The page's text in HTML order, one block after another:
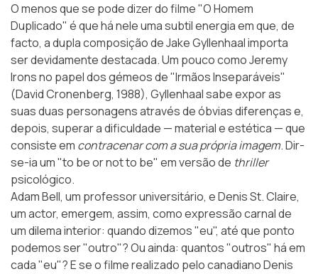
O menos que se pode dizer do filme"O Homem
Duplicado" é que há nele uma subtil energia em que, de
facto, a dupla composição de Jake Gyllenhaal importa
ser devidamente destacada. Um pouco como Jeremy
Irons no papel dos gémeos de "Irmãos Inseparáveis"
(David Cronenberg, 1988), Gyllenhaal sabe expor as
suas duas personagens através de óbvias diferenças e,
depois, superar a dificuldade — material e estética — que
consiste em contracenar com a sua própria imagem. Dir-
se-ia um "to be or not to be" em versão de thriller
psicológico.
Adam Bell, um professor universitário, e Denis St. Claire,
um actor, emergem, assim, como expressão carnal de
um dilema interior: quando dizemos "eu", até que ponto
podemos ser "outro"? Ou ainda: quantos "outros" há em
cada "eu"? E se o filme realizado pelo canadiano Denis